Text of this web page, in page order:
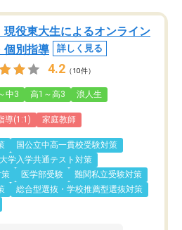
現役東大生によるオンライン
個別指導
詳しく見る
4.2 （10件）
中3 高1～高3 浪人生
導(1:1) 家庭教師
国公立中高一貫校受験対策
大学入学共通テスト対策
策
医学部受験
難関私立受験対策
総合型選抜・学校推薦型選抜対策